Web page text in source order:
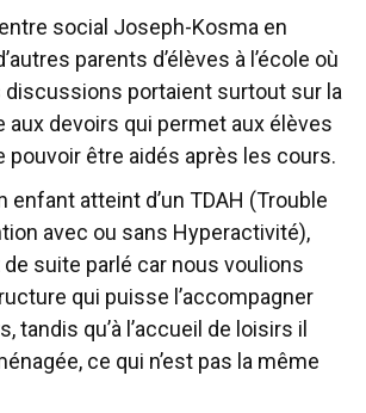
social Joseph-Kosma en
parents d’élèves à l’école où
discussions portaient surtout sur la
aux devoirs qui permet aux élèves
pouvoir être aidés après les cours.
enfant atteint d’un TDAH (Trouble
avec ou sans Hyperactivité),
suite parlé car nous voulions
qui puisse l’accompagner
tandis qu’à l’accueil de loisirs il
ce qui n’est pas la même